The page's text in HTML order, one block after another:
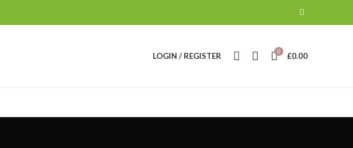
LOGIN / REGISTER 0 £0.00